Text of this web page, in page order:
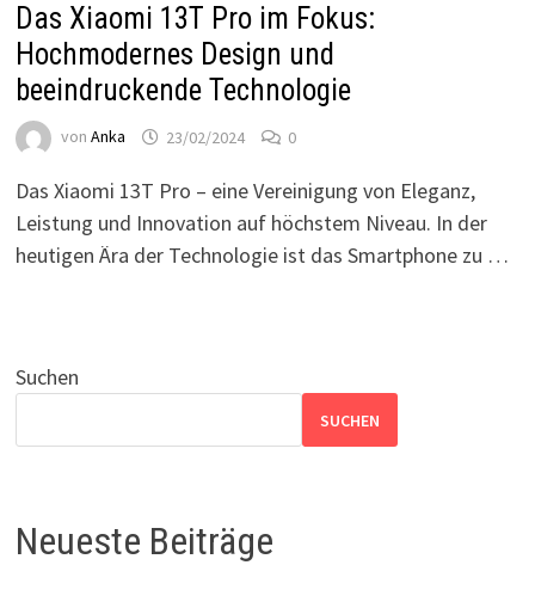
Das Xiaomi 13T Pro im Fokus:
Hochmodernes Design und
beeindruckende Technologie
von Anka 23/02/2024 0
Das Xiaomi 13T Pro – eine Vereinigung von Eleganz,
Leistung und Innovation auf höchstem Niveau. In der
heutigen Ära der Technologie ist das Smartphone zu …
Suchen
SUCHEN
Neueste Beiträge